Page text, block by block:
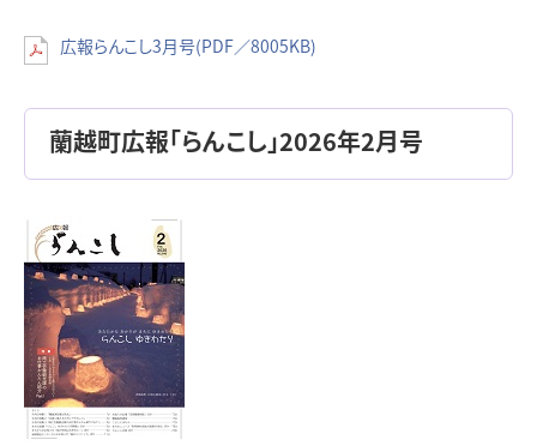
広報らんこし3月号(PDF／8005KB)
蘭越町広報「らんこし」2026年2月号